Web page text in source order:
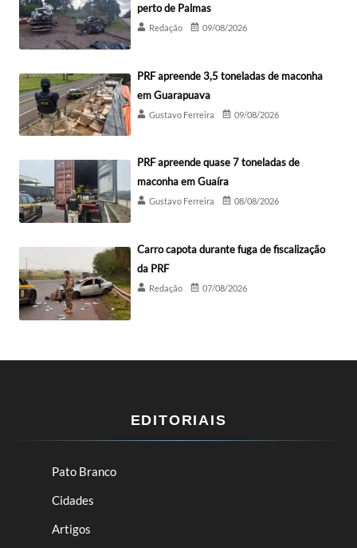
perto de Palmas
Redação 09/08/2026
PRF apreende 3,5 toneladas de maconha
em Guarapuava
Gustavo Ferreira 09/08/2026
PRF apreende quase 7 toneladas de
maconha em Guaíra
Gustavo Ferreira 08/08/2026
Carro capota durante fuga de fiscalização
da PRF
Redação 07/08/2026
EDITORIAIS
Pato Branco
Cidades
Artigos